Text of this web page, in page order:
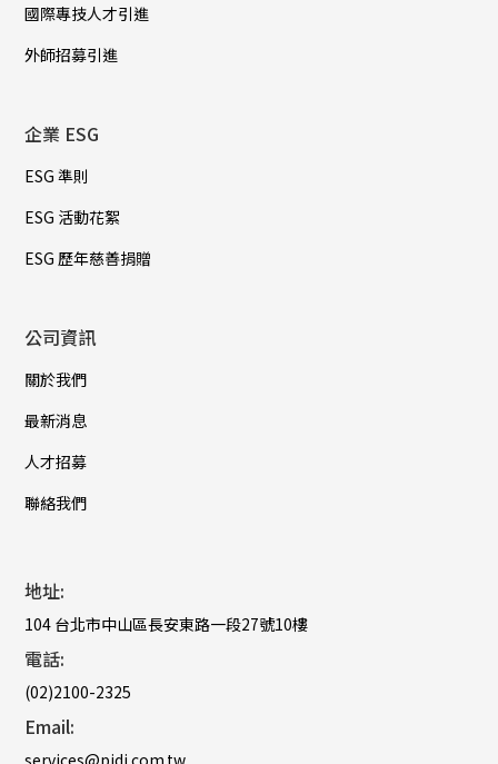
國際專技人才引進
外師招募引進
企業 ESG
ESG 準則
ESG 活動花絮
ESG 歷年慈善捐贈
公司資訊
關於我們
最新消息
人才招募
聯絡我們
地址:
104 台北市中山區長安東路一段27號10樓
電話:
(02)2100-2325
Email:
services@pidi.com.tw